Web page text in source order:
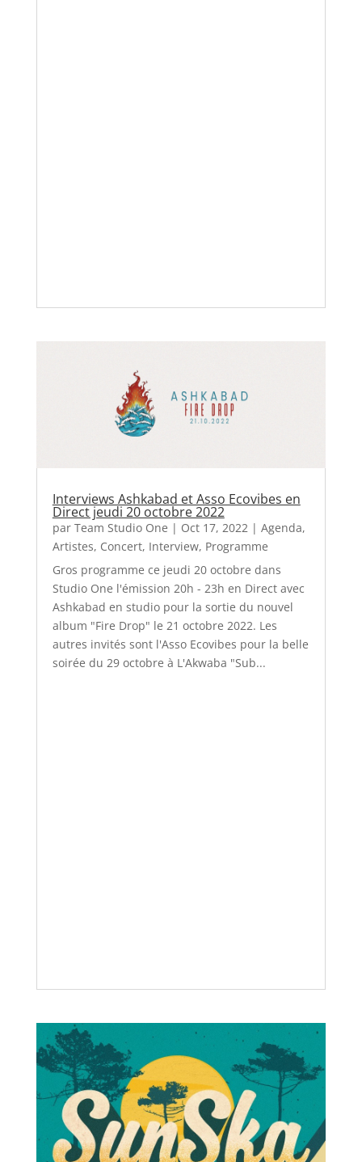
Interviews Ashkabad et Asso Ecovibes en
Direct jeudi 20 octobre 2022
par Team Studio One | Oct 17, 2022| Agenda,
Artistes, Concert, Interview, Programme
Gros programme ce jeudi 20 octobre dans
Studio One l'émission 20h - 23h en Direct avec
Ashkabad en studio pour la sortie du nouvel
album "Fire Drop" le 21 octobre 2022. Les
autres invités sont l'Asso Ecovibes pour la belle
soirée du 29 octobre à L'Akwaba "Sub...